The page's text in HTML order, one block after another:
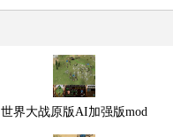
世界大战原版AI加强版mod